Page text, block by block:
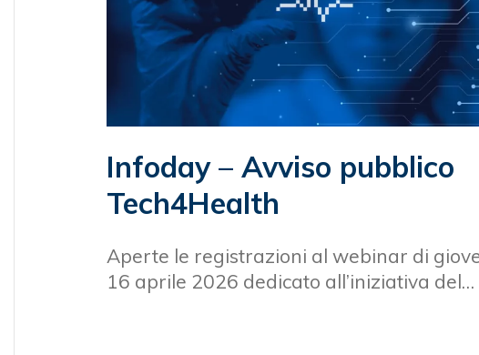
Infoday – Avviso pubblico
Tech4Health
Aperte le registrazioni al webinar di
16 aprile 2026 dedicato all’iniziativa del…